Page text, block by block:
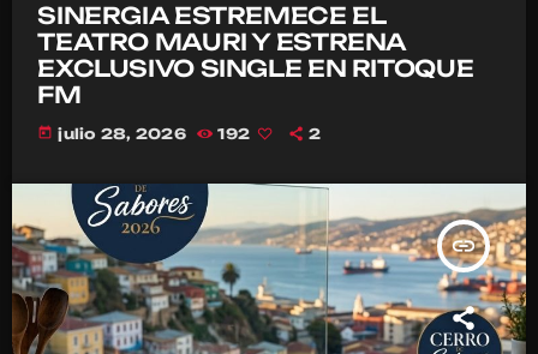
SINERGIA ESTREMECE EL
TEATRO MAURI Y ESTRENA
EXCLUSIVO SINGLE EN RITOQUE
FM
today julio 28, 2026 192 2
insert_link